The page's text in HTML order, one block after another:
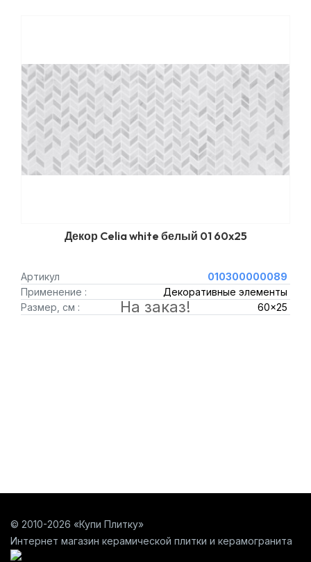
Декор Celia white белый 01 60x25
Артикул
010300000089
Применение :
Декоративные элементы
Размер, см :
60x25
На заказ!
© 2010-2026 «Купи Плитку»
Интернет магазин керамической плитки и керамогранита